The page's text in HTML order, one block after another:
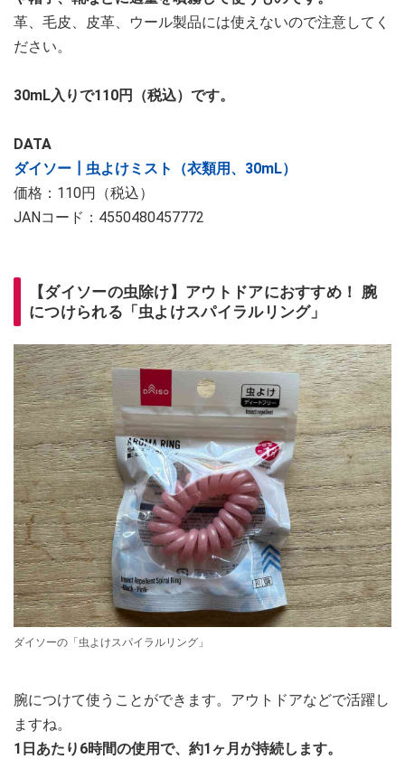
革、毛皮、皮革、ウール製品には使えないので注意してく
ださい。
30mL入りで110円（税込）です。
DATA
ダイソー┃虫よけミスト（衣類用、30mL）
価格：110円（税込）
JANコード：4550480457772
【ダイソーの虫除け】アウトドアにおすすめ！ 腕
につけられる「虫よけスパイラルリング」
ダイソーの「虫よけスパイラルリング」
腕につけて使うことができます。アウトドアなどで活躍し
ますね。
1日あたり6時間の使用で、約1ヶ月が持続します。